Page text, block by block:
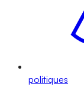
politiques